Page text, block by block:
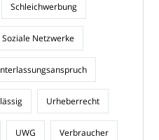
Schleichwerbung
Soziale Netzwerke
Urheberrecht
UWG Verbraucher